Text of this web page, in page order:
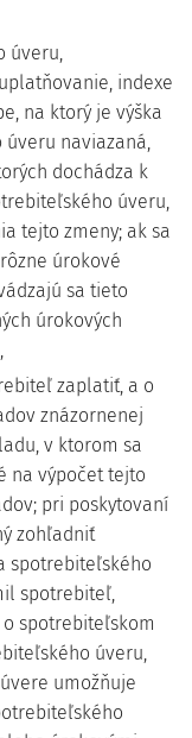
úveru,
indexe
na ktorý je výška
naviazaná,
dochádza k
úveru,
tejto zmeny; ak sa
úrokové
sa tieto
úrokových
zaplatiť, a o
znázornenej
v ktorom sa
na výpočet tejto
pri poskytovaní
zohľadniť
spotrebiteľského
spotrebiteľ,
spotrebiteľskom
úveru,
umožňuje